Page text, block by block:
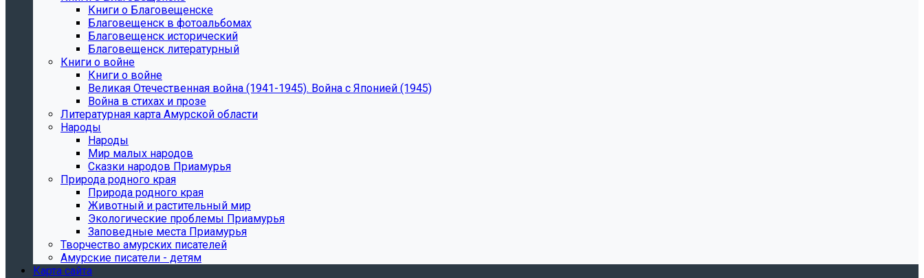
Книги о Благовещенске
Благовещенск в фотоальбомах
Благовещенск исторический
Благовещенск литературный
Книги о войне
Книги о войне
Великая Отечественная война (1941-1945). Война с Японией (1945)
Война в стихах и прозе
Литературная карта Амурской области
Народы
Народы
Мир малых народов
Сказки народов Приамурья
Природа родного края
Природа родного края
Животный и растительный мир
Экологические проблемы Приамурья
Заповедные места Приамурья
Творчество амурских писателей
Амурские писатели - детям
Карта сайта